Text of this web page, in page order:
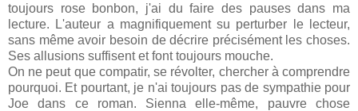
toujours rose bonbon, j'ai du faire des pauses dans ma
lecture. L'auteur a magnifiquement su perturber le lecteur,
sans même avoir besoin de décrire précisément les choses.
Ses allusions suffisent et font toujours mouche.
On ne peut que compatir, se révolter, chercher à comprendre
pourquoi. Et pourtant, je n'ai toujours pas de sympathie pour
Joe dans ce roman. Sienna elle-même, pauvre chose